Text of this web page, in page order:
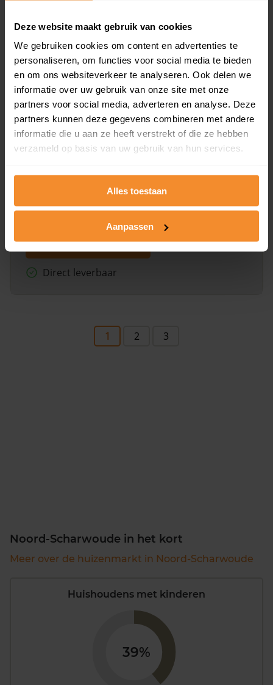
Deze website maakt gebruik van cookies
We gebruiken cookies om content en advertenties te
personaliseren, om functies voor social media te bieden
en om ons websiteverkeer te analyseren. Ook delen we
informatie over uw gebruik van onze site met onze
partners voor social media, adverteren en analyse. Deze
partners kunnen deze gegevens combineren met andere
informatie die u aan ze heeft verstrekt of die ze hebben
verzameld op basis van uw gebruik van hun services.
Alles toestaan
Aanpassen
Bekijk product
Direct leverbaar
Kadastrale kaart pakket
Alleen globale ligging perceel
Bekijk product
Direct leverbaar
1 2 3
Noord-Scharwoude in het kort
Meer over de huizenmarkt in Noord-Scharwoude
Huishoudens met kinderen
39%